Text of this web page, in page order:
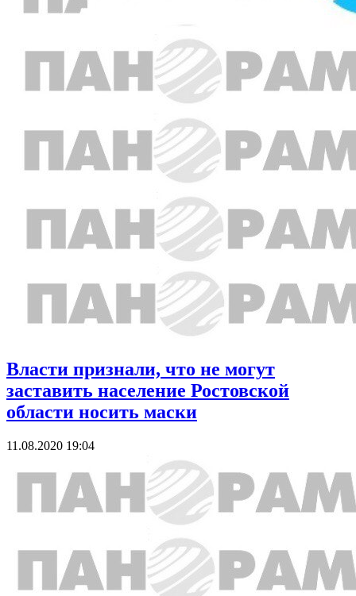
Власти признали, что не могут
заставить население Ростовской
области носить маски
11.08.2020 19:04